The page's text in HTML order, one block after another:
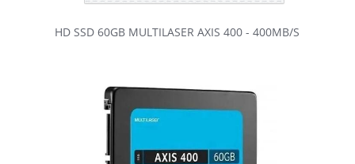
HD SSD 60GB MULTILASER AXIS 400 - 400MB/S